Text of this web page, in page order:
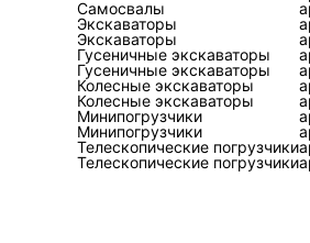
Самосвалы
Экскаваторы
Экскаваторы
Гусеничные экскаваторы
Гусеничные экскаваторы
Колесные экскаваторы
Колесные экскаваторы
Минипогрузчики
Минипогрузчики
Телескопические погрузчики
Телескопические погрузчики